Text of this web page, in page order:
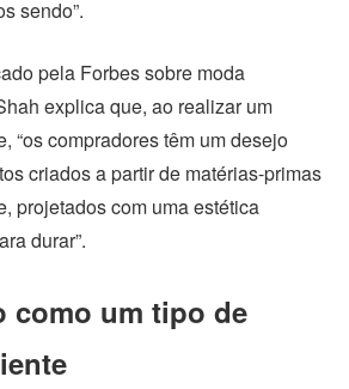
sendo”.
pela Forbes sobre moda
explica que, ao realizar um
“os compradores têm um desejo
criados a partir de matérias-primas
projetados com uma estética
durar”.
como um tipo de